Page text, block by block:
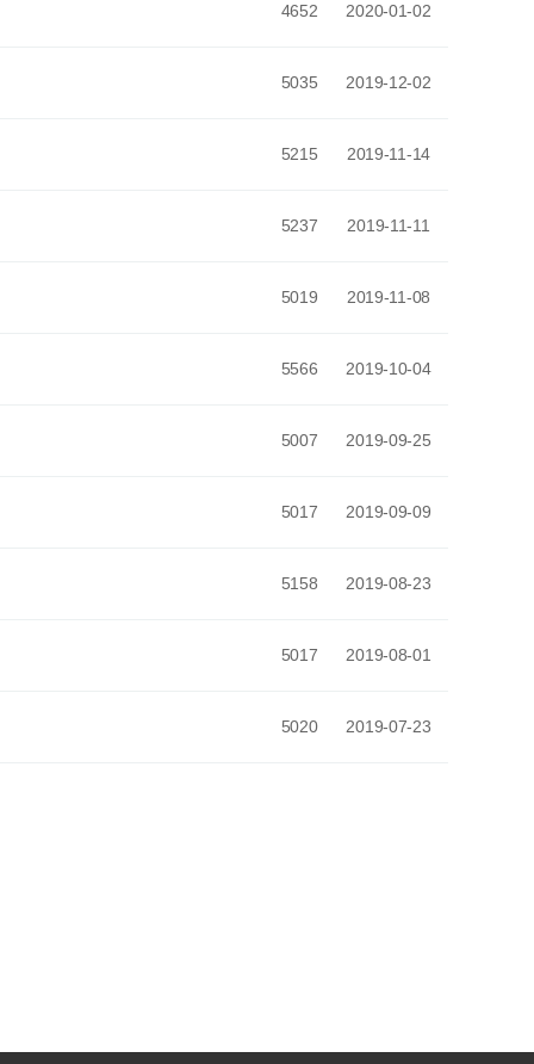
4652 2020-01-02
5035 2019-12-02
5215 2019-11-14
5237 2019-11-11
5019 2019-11-08
5566 2019-10-04
5007 2019-09-25
5017 2019-09-09
5158 2019-08-23
5017 2019-08-01
5020 2019-07-23